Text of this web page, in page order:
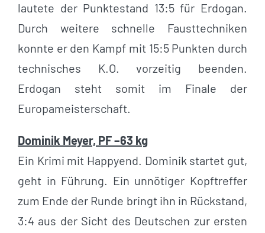
lautete der Punktestand 13:5 für Erdogan.
Durch weitere schnelle Fausttechniken
konnte er den Kampf mit 15:5 Punkten durch
technisches K.O. vorzeitig beenden.
Erdogan steht somit im Finale der
Europameisterschaft.
Dominik Meyer, PF –63 kg
Ein Krimi mit Happyend. Dominik startet gut,
geht in Führung. Ein unnötiger Kopftreffer
zum Ende der Runde bringt ihn in Rückstand,
3:4 aus der Sicht des Deutschen zur ersten